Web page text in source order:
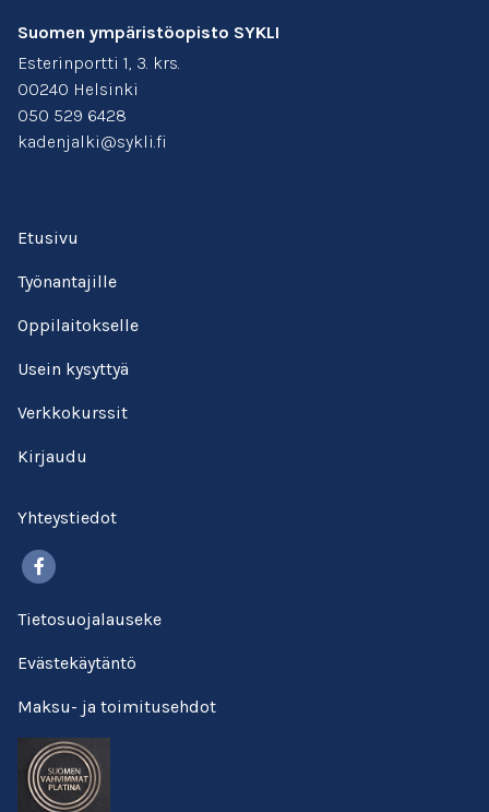
Suomen ympäristöopisto SYKLI
Esterinportti 1, 3. krs.
00240 Helsinki
050 529 6428
kadenjalki@sykli.fi
Etusivu
Työnantajille
Oppilaitokselle
Usein kysyttyä
Verkkokurssit
Kirjaudu
Yhteystiedot
Tietosuojalauseke
Evästekäytäntö
Maksu- ja toimitusehdot